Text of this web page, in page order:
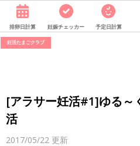
排卵日計算 妊娠チェッカー 予定日計算
妊活たまごクラブ
[アラサー妊活#1]ゆる～
活
2017/05/22 更新